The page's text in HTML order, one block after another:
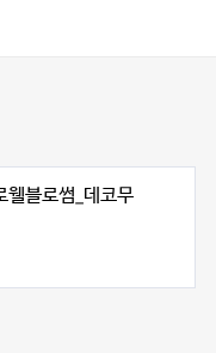
웰블로썸_데코무